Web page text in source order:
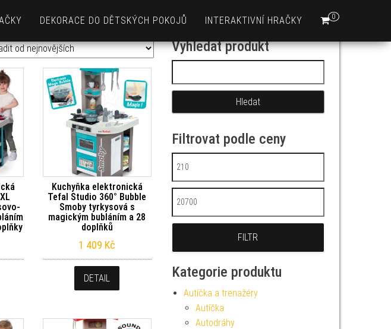
0
DEKORACE DO DĚTSKÝCH POKOJŮ INTERAKTIVNÍ HRAČKY
Kuchyňka elektronická
Tefal Studio 360° Bubble
Smoby tyrkysová s
magickým bubláním a 28
doplňků
1 409 Kč
DETAIL
Vyhledat produkt
Filtrovat podle ceny
Minimální cena
Maximální cena
FILTR
Kategorie produktu
Autíčka a trenažéry
Autíčka
Autodráhy